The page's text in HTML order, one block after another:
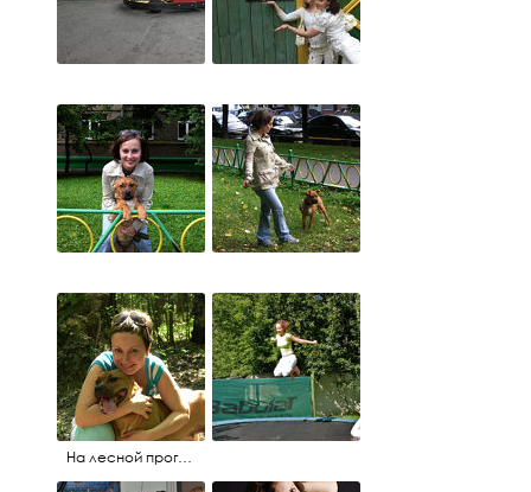
На лесной прогулке